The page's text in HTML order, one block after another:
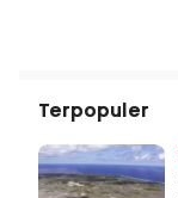
Terpopuler